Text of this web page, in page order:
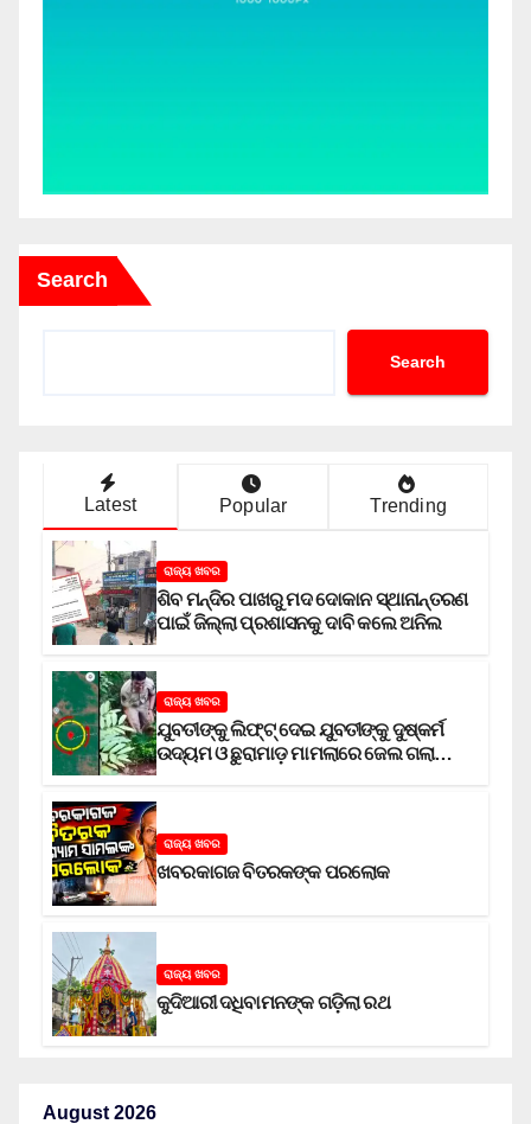
Search
Search
Latest Popular Trending
ରାଜ୍ୟ ଖବର
ଶିବ ମନ୍ଦିର ପାଖରୁ ମଦ ଦୋକାନ ସ୍ଥାନାନ୍ତରଣ
ପାଇଁ ଜିଲ୍ଲା ପ୍ରଶାସନକୁ ଦାବି କଲେ ଅନିଲ
ରାଜ୍ୟ ଖବର
ଯୁବତୀଙ୍କୁ ଲିଫ୍‌ଟ୍‌ ଦେଇ ଯୁବତୀଙ୍କୁ ଦୁଷ୍କର୍ମ
ଉଦ୍ୟମ ଓ ଛୁରାମାଡ଼ ମାମଲାରେ ଜେଲ ଗଲା
ରାଜ୍ୟ ଖବର
ଖବରକାଗଜ ବିତରକଙ୍କ ପରଲୋକ
ରାଜ୍ୟ ଖବର
କୁଦିଆରୀ ଦଧିବାମନଙ୍କ ଗଡ଼ିଲା ରଥ
August 2026